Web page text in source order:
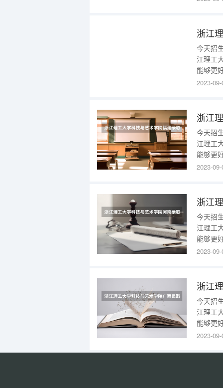
年）1
今天招
江理工
能够更
是多少
建
2023-
今天招
江理工
能够更
是多少
建
2023-
今天招
江理工
能够更
是多少
年）1
2023-
今天招
江理工
能够更
是多少
137788
2023-